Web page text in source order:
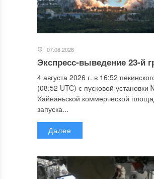
07.08.2026
Экспресс-выведение 23-й
4 августа 2026 г. в 16:52
(08:52 UTC) с пусковой установки
Хайнаньской коммерческой
запуска...
Далее